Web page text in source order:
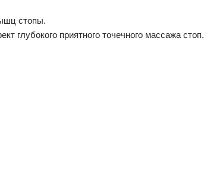
стопы.
глубокого приятного точечного массажа стоп.